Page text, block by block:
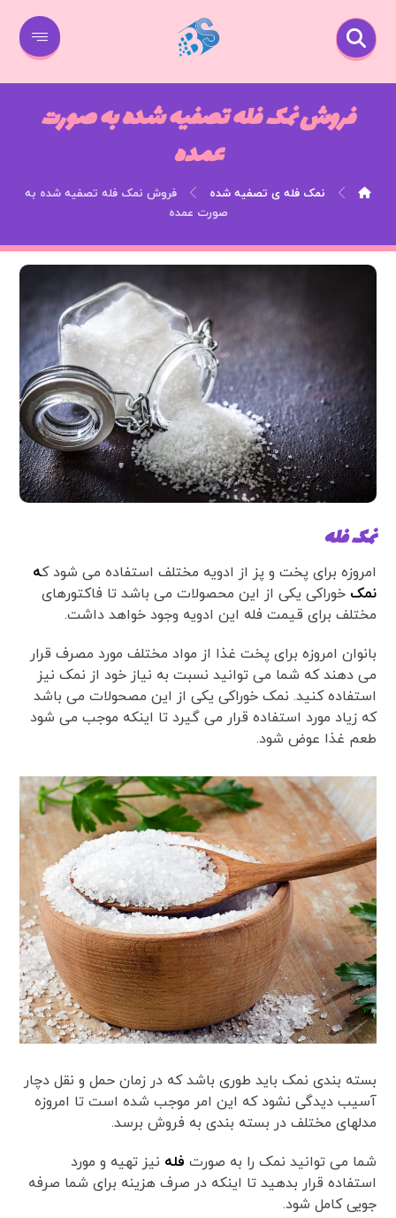
فروش نمک فله تصفیه شده به صورت
عمده
نمک فله ی تصفیه شده
فروش نمک فله تصفیه شده به
صورت عمده
نمک فله
امروزه برای پخت و پز از ادویه مختلف استفاده می شود که
نمک خوراکی یکی از این محصولات می باشد تا فاکتورهای
مختلف برای قیمت فله این ادویه وجود خواهد داشت.
بانوان امروزه برای پخت غذا از مواد مختلف مورد مصرف قرار
می دهند که شما می توانید نسبت به نیاز خود از نمک نیز
استفاده کنید. نمک خوراکی یکی از این مصحولات می باشد
که زیاد مورد استفاده قرار می گیرد تا اینکه موجب می شود
طعم غذا عوض شود.
بسته بندی نمک باید طوری باشد که در زمان حمل و نقل دچار
آسیب دیدگی نشود که این امر موجب شده است تا امروزه
مدلهای مختلف در بسته بندی به فروش برسد.
شما می توانید نمک را به صورت فله نیز تهیه و مورد
استفاده قرار بدهید تا اینکه در صرف هزینه برای شما صرفه
جویی کامل شود.